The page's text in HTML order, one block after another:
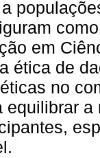
em
ética de
no
equilibrar